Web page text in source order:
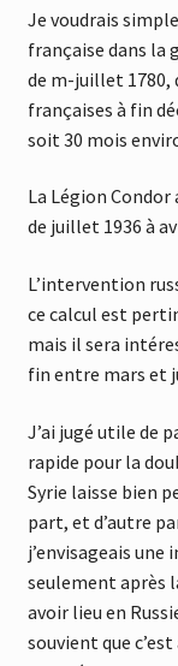
Je voudrais
française dans la
de m-juillet 1780,
françaises à fin
soit 30 mois
La Légion
de juillet 1936 à
L’intervention
ce calcul est
mais il sera
fin entre mars et
J’ai jugé utile de
rapide pour la
Syrie laisse bien
part, et d’autre
j’envisageais
seulement après
avoir lieu en
souvient que